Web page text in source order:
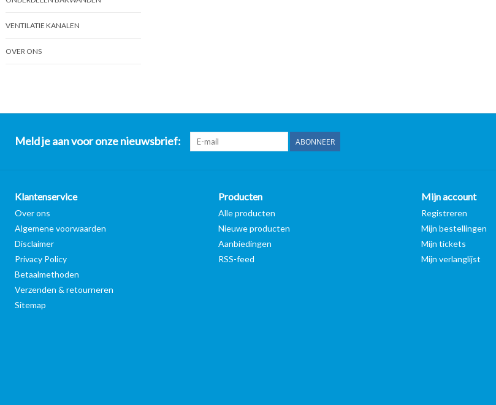
VENTILATIE KANALEN
OVER ONS
Meld je aan voor onze nieuwsbrief: ABONNEER
Klantenservice
Over ons
Algemene voorwaarden
Disclaimer
Privacy Policy
Betaalmethoden
Verzenden & retourneren
Sitemap
Producten
Alle producten
Nieuwe producten
Aanbiedingen
RSS-feed
Mijn account
Registreren
Mijn bestellingen
Mijn tickets
Mijn verlanglijst